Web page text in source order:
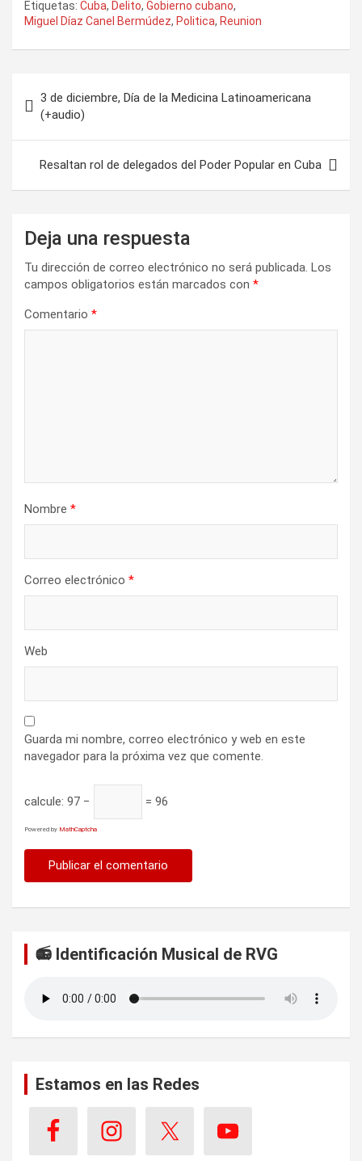
Etiquetas: Cuba, Delito, Gobierno cubano,
Miguel Díaz Canel Bermúdez, Politica, Reunion
v
g
3 de diciembre, Día de la Medicina Latinoamericana
(+audio)
Resaltan rol de delegados del Poder Popular en Cuba
Deja una respuesta
Tu dirección de correo electrónico no será publicada. Los
campos obligatorios están marcados con *
Comentario *
Nombre *
Correo electrónico *
Web
Guarda mi nombre, correo electrónico y web en este
navegador para la próxima vez que comente.
calcule: 97 − = 96
Powered by MathCaptcha
📻 Identificación Musical de RVG
Estamos en las Redes